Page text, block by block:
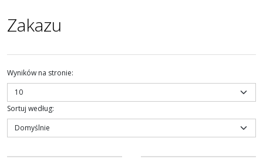
Zakazu
Wyników na stronie:
Sortuj według: